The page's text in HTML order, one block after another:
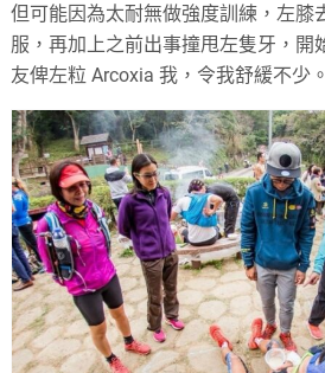
但可能因為太耐無做強度訓練，左膝
服，再加上之前出事撞甩左隻牙，開
友俾左粒 Arcoxia 我，令我舒緩不少。